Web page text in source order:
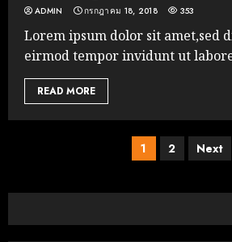
ADMIN กรกฎาคม 18, 2018 353
Lorem ipsum dolor sit amet,sed
eirmod tempor invidunt ut
READ MORE
Posts
1 2 Next